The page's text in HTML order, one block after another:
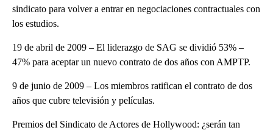
sindicato para volver a entrar en negociaciones contractuales con
los estudios.
19 de abril de 2009 – El liderazgo de SAG se dividió 53% –
47% para aceptar un nuevo contrato de dos años con AMPTP.
9 de junio de 2009 – Los miembros ratifican el contrato de dos
años que cubre televisión y películas.
Premios del Sindicato de Actores de Hollywood: ¿serán tan